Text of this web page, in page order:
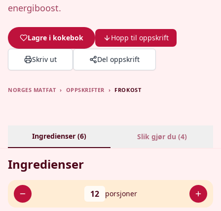
energiboost.
Lagre i kokebok Hopp til oppskrift
Skriv ut Del oppskrift
NORGES MATFAT › OPPSKRIFTER › FROKOST
Ingredienser (6) Slik gjør du (4)
Ingredienser
12 porsjoner